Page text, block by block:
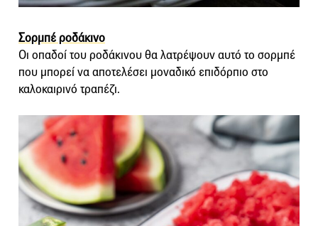
Σορμπέ ροδάκινο
Οι οπαδοί του ροδάκινου θα λατρέψουν αυτό το σορμπέ
που μπορεί να αποτελέσει μοναδικό επιδόρπιο στο
καλοκαιρινό τραπέζι.